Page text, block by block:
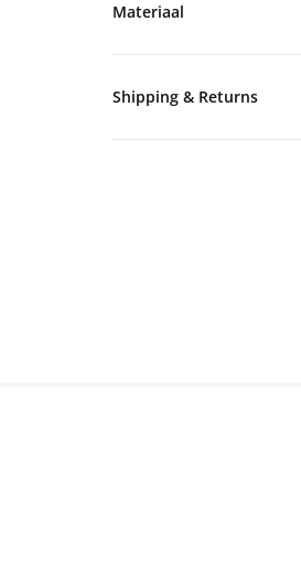
Materiaal
Shipping & Returns